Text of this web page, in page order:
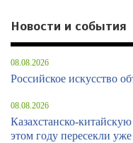
Новости и события
08.08.2026
Российское искусство
08.08.2026
Казахстанско-
этом году пересекли